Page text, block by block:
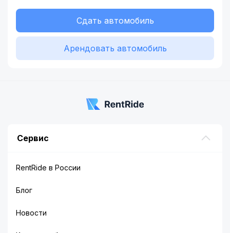
Сдать автомобиль
Арендовать автомобиль
Сервис
RentRide в России
Блог
Новости